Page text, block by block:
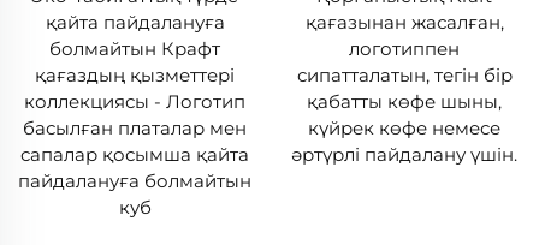
қайта пайдалануға
болмайтын Крафт
қағаздың қызметтері
коллекциясы - Логотип
басылған платалар мен
сапалар қосымша қайта
пайдалануға болмайтын
куб
қағазынан жасалған,
логотиппен
сипатталатын, тегін бір
қабатты көфе шыны,
күйрек көфе немесе
әртүрлі пайдалану үшін.